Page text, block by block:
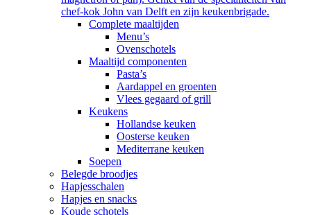
chef-kok John van Delft en zijn keukenbrigade.
Complete maaltijden
Menu’s
Ovenschotels
Maaltijd componenten
Pasta’s
Aardappel en groenten
Vlees gegaard of grill
Keukens
Hollandse keuken
Oosterse keuken
Mediterrane keuken
Soepen
Belegde broodjes
Hapjesschalen
Hapjes en snacks
Koude schotels